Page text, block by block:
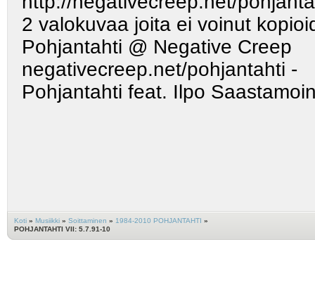
2 valokuvaa joita ei voinut
Pohjantahti @ Negative Creep
negativecreep.net/pohjantahti -
Pohjantahti feat. Ilpo
Koti » Musiikki » Soittaminen » 1984-2010 POHJANTAHTI »
POHJANTAHTI VII: 5.7.91-10